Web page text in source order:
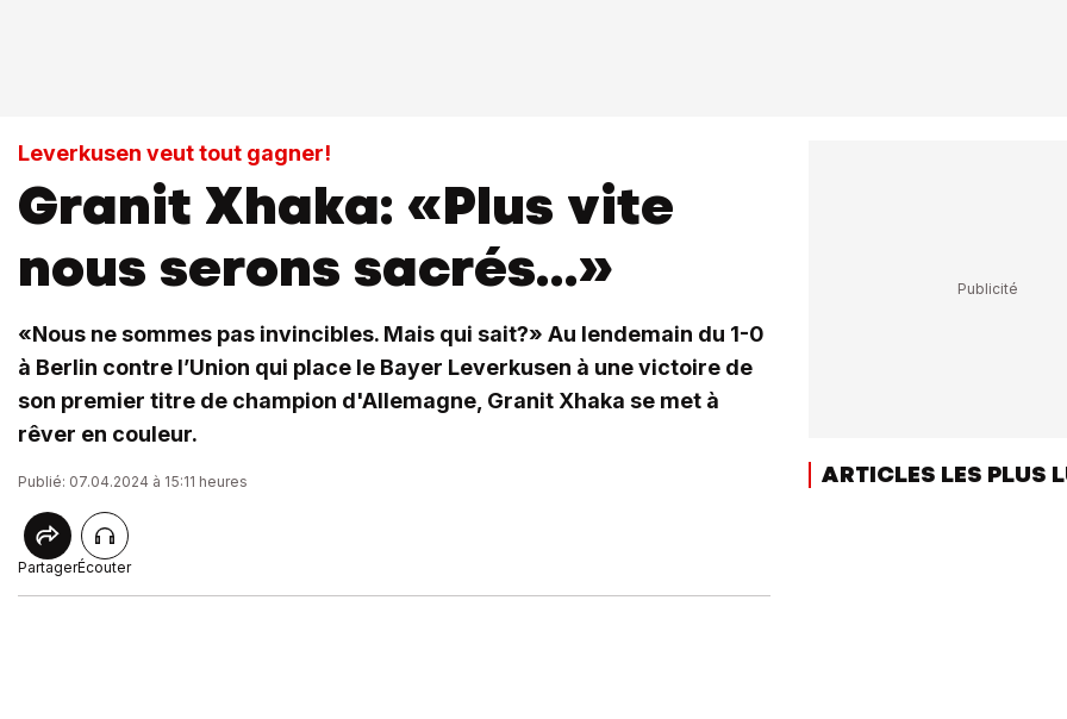
Leverkusen veut tout gagner!
Granit Xhaka: «Plus vite
nous serons sacrés...»
«Nous ne sommes pas invincibles. Mais qui sait?» Au lendemain du 1-0
à Berlin contre l’Union qui place le Bayer Leverkusen à une victoire de
son premier titre de champion d'Allemagne, Granit Xhaka se met à
rêver en couleur.
Publié: 07.04.2024 à 15:11 heures
PartagerÉcouter
ARTICLES LES PLUS